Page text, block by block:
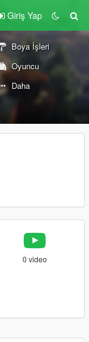
Giriş Yap
Boya İşleri
Oyuncu
Daha
0 video